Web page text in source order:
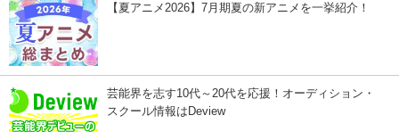
【夏アニメ2026】7月期夏の新アニメを一挙紹介！
芸能界を志す10代～20代を応援！オーディション・
スクール情報はDeview